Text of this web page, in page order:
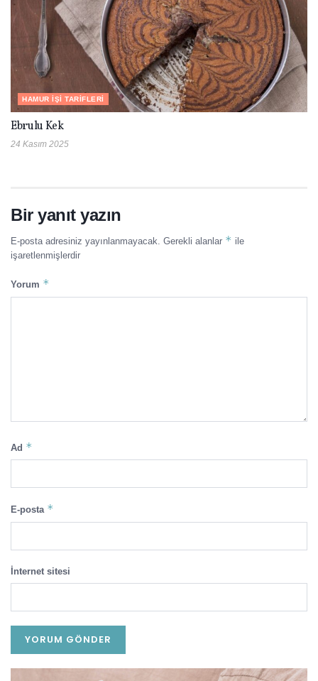
HAMUR İŞI TARIFLERI
Ebrulu Kek
24 Kasım 2025
Bir yanıt yazın
E-posta adresiniz yayınlanmayacak. Gerekli alanlar * ile
işaretlenmişlerdir
Yorum *
Ad *
E-posta *
İnternet sitesi